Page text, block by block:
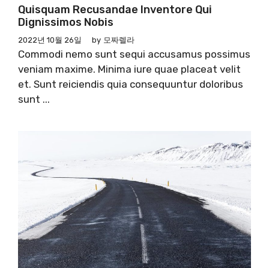
Quisquam Recusandae Inventore Qui
Dignissimos Nobis
2022년 10월 26일 by 모짜렐라
Commodi nemo sunt sequi accusamus possimus
veniam maxime. Minima iure quae placeat velit
et. Sunt reiciendis quia consequuntur doloribus
sunt ...